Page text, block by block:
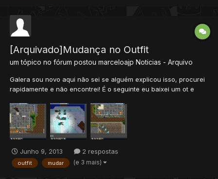
[Arquivado]Mudança no Outfit
um tópico no fórum postou marceloajp Noticias - Arquivo
Galera sou novo aqui não sei se alguém explicou isso, procurei
rapidamente e não encontrei! É o seguinte eu baixei um ot e
outfit e ganha ele full + atributos. Porém quando o player está
com o outfit full ao mesmo tempo q ele ganh...
Junho 9, 2013 2 respostas
outfit mudar (e 3 mais)